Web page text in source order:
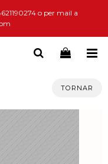
o per mail a
TORNAR